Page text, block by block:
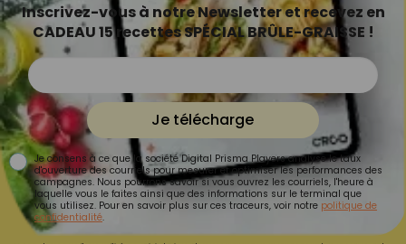
Inscrivez-vous à notre Newsletter et recevez en
CADEAU 15 recettes SPÉCIAL BRÛLE-GRAISSE !
Je télécharge
Je consens à ce que la société Digital Prisma Players analyse le taux
d'ouverture des courriels pour mesurer et optimiser les performances des
campagnes. Nous pourrons savoir si vous ouvrez les courriels, l'heure à
laquelle vous le faites ainsi que des informations sur le terminal que
vous utilisez. Pour en savoir plus sur ces traceurs, voir notre politique de
confidentialité.